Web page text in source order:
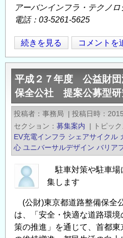
アーバンインフラ・テクノ
電話：03-5261-5625
◆【１
１
月
１
０
日】
第
28
回
技
術
発
表
会・
続きを見る コメントを
平成２７年度 公益財団
保全公社 提案公募型研
投稿者 事務局 | 投稿日時
セクション
募集案内 | トピック
EV充電インフラ シェアサイクル
心 ユニバーサルデザイン バリア
駐車対策や駐車場
集します
(公財)東京都道路整備保全
は、「安全・快適な道路環
策の推進」を通じて、首都